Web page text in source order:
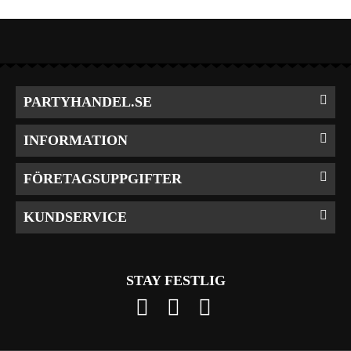
PARTYHANDEL.SE
INFORMATION
FÖRETAGSUPPGIFTER
KUNDSERVICE
STAY FESTLIG